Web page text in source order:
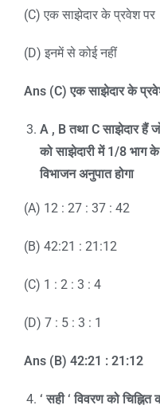
(C) एक साझेदार के प्रवेश पर
(D) इनमें से कोई नहीं
Ans (C)एक साझेदार के
A , BतथाCसाझेदार हैं
को साझेदारी में1/8 भाग
विभाजन अनुपात होगा
(A) 12 : 27 : 37 : 42
(B) 42:21 : 21:12
(C) 1 : 2 : 3 : 4
(D) 7 : 5 : 3 : 1
Ans (B) 42:21 : 21:12
‘सही‘विवरण को चिह्नित